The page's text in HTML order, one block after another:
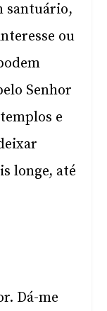
santuário,
ou
Senhor
e
longe, até
Dá-me